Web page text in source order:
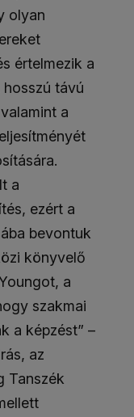
olyan
értelmezik a
távú
a
a
ezért a
bevontuk
könyvelő
a
szakmai
a képzést” –
az
Tanszék